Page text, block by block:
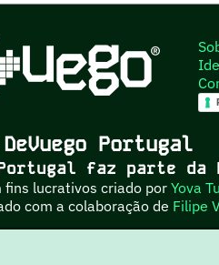
DeVuego Portugal
Portugal faz parte da
fins lucrativos criado porYova
com a colaboração de Filipe